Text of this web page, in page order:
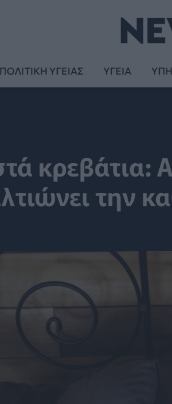
ΠΟΛΙΤΙΚΗ ΥΓΕΙΑΣ ΥΓΕΙΑ
κρεβάτια:
την